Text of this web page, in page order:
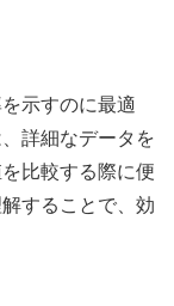
示すのに最適
詳細なデータを
比較する際に便
することで、効